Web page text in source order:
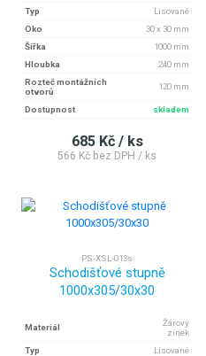
Typ
Lisované
Oko
30 x 30 mm
Šířka
1000 mm
Hloubka
240 mm
Rozteč montážních
otvorů
120 mm
Dostupnost skladem
685 Kč / ks
566 Kč bez DPH / ks
PS-XSL-013s
Schodišťové stupně
1000x305/30x30
Materiál
Žárový
zinek
Typ
Lisované